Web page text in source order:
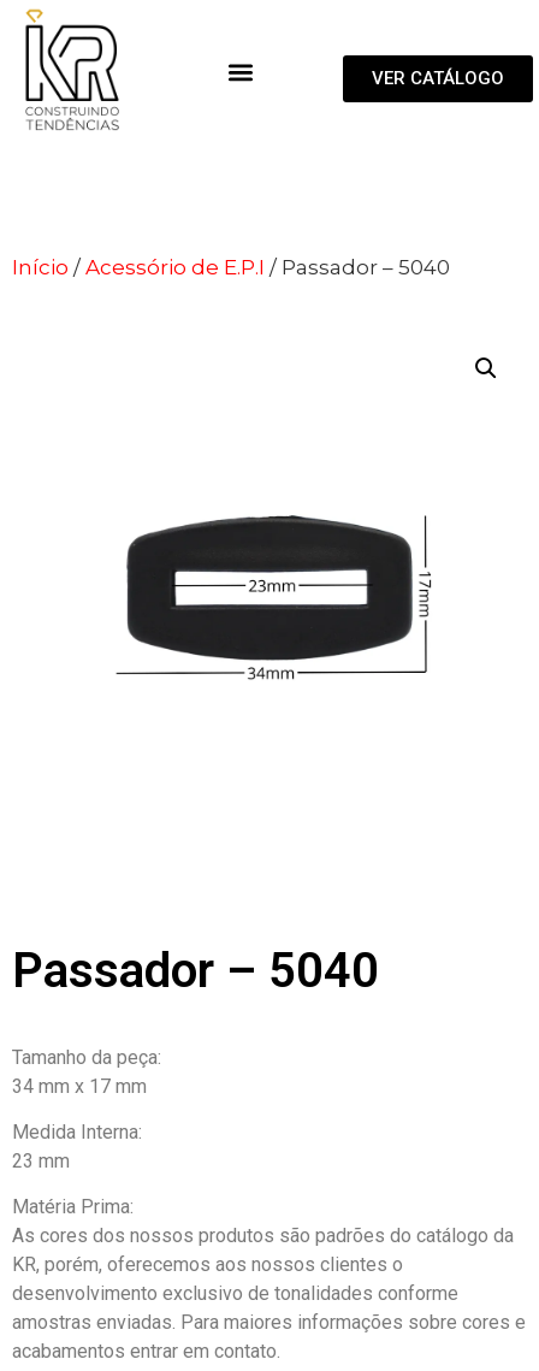
VER CATÁLOGO
Início /Acessório de E.P.I / Passador – 5040
Passador – 5040
Tamanho da peça:
34 mm x 17 mm
Medida Interna:
23 mm
Matéria Prima:
As cores dos nossos produtos são padrões do catálogo da
KR, porém, oferecemos aos nossos clientes o
desenvolvimento exclusivo de tonalidades conforme
amostras enviadas. Para maiores informações sobre cores e
acabamentos entrar em contato.